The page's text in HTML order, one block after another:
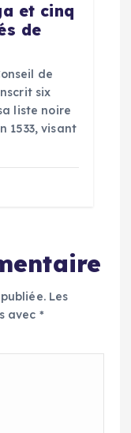
et cinq
de
de
six
liste noire
1533, visant
Les
avec *